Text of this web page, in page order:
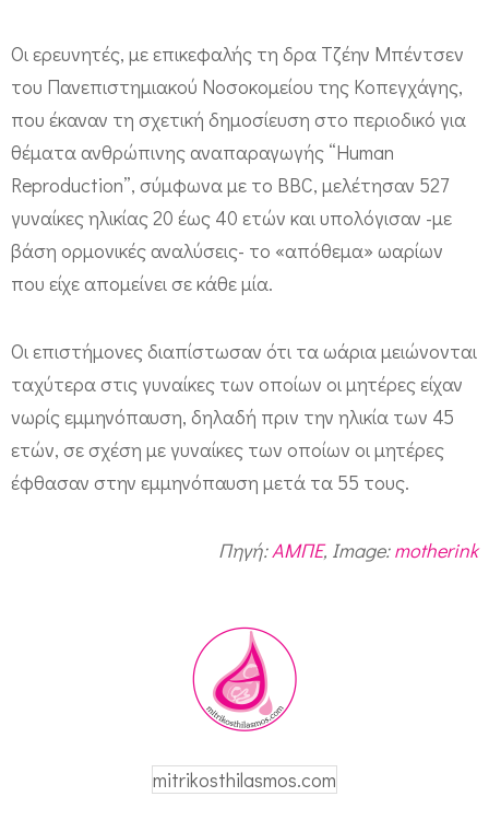
τ
α
ι
α
π
ό
τ
η
ε
μ
η
Οι ερευνητές, με επικεφαλής τη δρα Τζέην Μπέντσεν
του Πανεπιστημιακού Νοσοκομείου της Κοπεγχάγης,
που έκαναν τη σχετική δημοσίευση στο περιοδικό για
θέματα ανθρώπινης αναπαραγωγής “Human
Reproduction”, σύμφωνα με το BBC, μελέτησαν 527
γυναίκες ηλικίας 20 έως 40 ετών και υπολόγισαν -με
βάση ορμονικές αναλύσεις- το «απόθεμα» ωαρίων
που είχε απομείνει σε κάθε μία.
Οι επιστήμονες διαπίστωσαν ότι τα ωάρια μειώνονται
ταχύτερα στις γυναίκες των οποίων οι μητέρες είχαν
νωρίς εμμηνόπαυση, δηλαδή πριν την ηλικία των 45
ετών, σε σχέση με γυναίκες των οποίων οι μητέρες
έφθασαν στην εμμηνόπαυση μετά τα 55 τους.
Πηγή:ΑΜΠΕ, Image:motherink
mitrikosthilasmos.com